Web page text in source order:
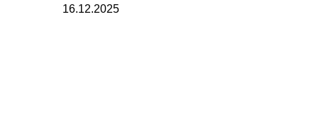
16.12.2025